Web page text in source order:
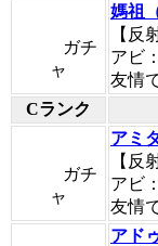
ガチ
ャ
媽祖
【反
アビ
友情
Cランク
ガチ
ャ
アミ
【反
アビ
友情
アド